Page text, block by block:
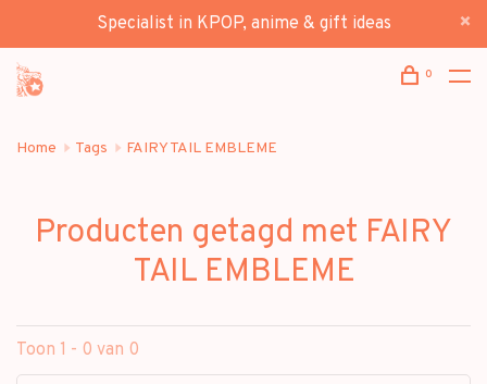
Specialist in KPOP, anime & gift ideas
0
Home Tags FAIRY TAIL EMBLEME
Producten getagd met FAIRY
TAIL EMBLEME
Toon 1 - 0 van 0